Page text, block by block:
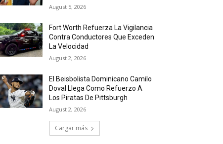
August 5, 2026
Fort Worth Refuerza La Vigilancia
Contra Conductores Que Exceden
La Velocidad
August 2, 2026
El Beisbolista Dominicano Camilo
Doval Llega Como Refuerzo A
Los Piratas De Pittsburgh
August 2, 2026
Cargar más